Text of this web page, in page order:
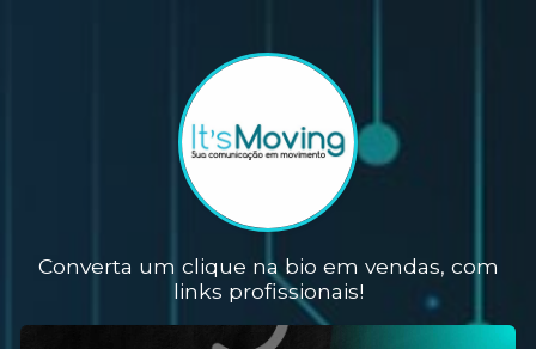
Converta um clique na bio em vendas, com
links profissionais!